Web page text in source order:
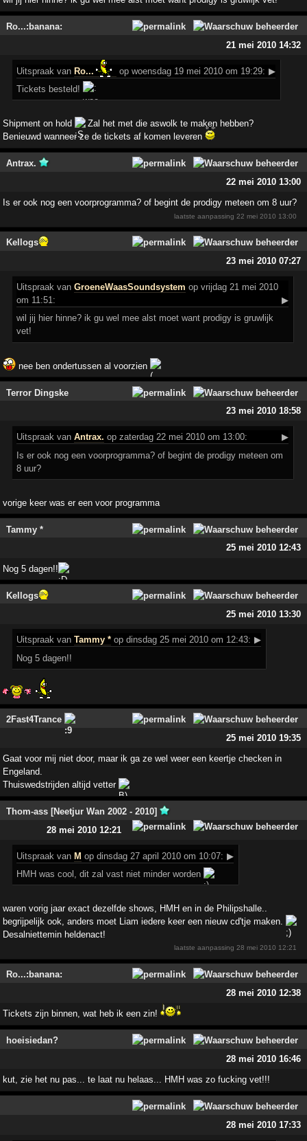
Ro...:banana:
21 mei 2010 14:32
Uitspraak vanRo... op woensdag 19 mei 2010 om 19:29: ▶
Tickets besteld!
Shipment on hold
Zal het met die aswolk te maken hebben?
Benieuwd wanneer ze de tickets af komen leveren
Antrax.
22 mei 2010 13:00
Is er ook nog een voorprogramma? of begint de prodigy meteen om 8 uur?
laatste aanpassing22 mei 2010 13:00
Kellogs
23 mei 2010 07:27
Uitspraak vanGroeneWaasSoundsystem op vrijdag 21 mei 2010
om 11:51:
▶
wil jij hier hinne? ik gu wel mee alst moet want prodigy is gruwlijk
vet!
nee ben ondertussen al voorzien
Terror Dingske
23 mei 2010 18:58
Uitspraak vanAntrax. op zaterdag 22 mei 2010 om 13:00:
▶
Is er ook nog een voorprogramma? of begint de prodigy meteen om
8 uur?
vorige keer was er een voor programma
Tammy *
25 mei 2010 12:43
Nog 5 dagen!!
Kellogs
25 mei 2010 13:30
Uitspraak vanTammy * op dinsdag 25 mei 2010 om 12:43: ▶
Nog 5 dagen!!
2Fast4Trance
25 mei 2010 19:35
Gaat voor mij niet door, maar ik ga ze wel weer een keertje checken in
Engeland.
Thuiswedstrijden altijd vetter
Thom-ass [Neetjur Wan 2002 - 2010]
28 mei 2010 12:21
Uitspraak vanM op dinsdag 27 april 2010 om 10:07: ▶
HMH was cool, dit zal vast niet minder worden
waren vorig jaar exact dezelfde shows, HMH en in de Philipshalle..
begrijpelijk ook, anders moet Liam iedere keer een nieuw cd'tje maken.
Desalniettemin heldenact!
laatste aanpassing28 mei 2010 12:21
Ro...:banana:
28 mei 2010 12:38
Tickets zijn binnen, wat heb ik een zin!
hoeisiedan?
28 mei 2010 16:46
kut, zie het nu pas... te laat nu helaas... HMH was zo fucking vet!!!
28 mei 2010 17:33